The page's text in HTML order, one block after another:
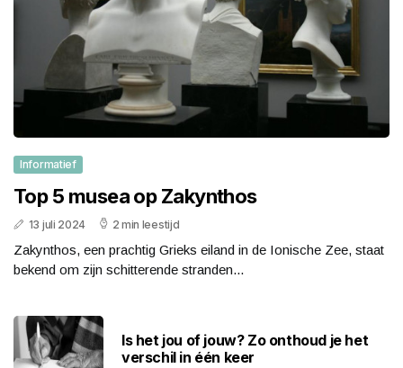
Informatief
Top 5 musea op Zakynthos
13 juli 2024 2 min leestijd
Zakynthos, een prachtig Grieks eiland in de Ionische Zee, staat
bekend om zijn schitterende stranden...
Is het jou of jouw? Zo onthoud je het
verschil in één keer